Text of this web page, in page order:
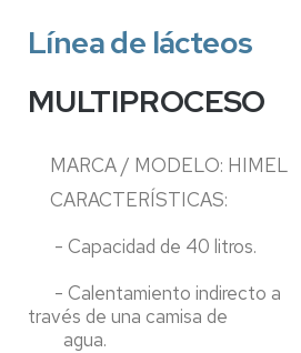
Línea de lácteos
MULTIPROCESO
MARCA / MODELO: HIMEL
CARACTERÍSTICAS:
- Capacidad de 40 litros.
- Calentamiento indirecto a
través de una camisa de
agua.